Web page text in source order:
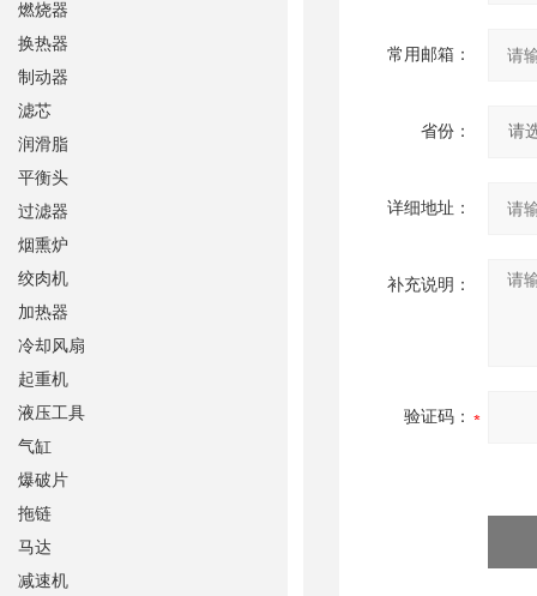
常用邮箱：
省份：
详细地址：
补充说明：
验证码：
燃烧器
换热器
制动器
滤芯
润滑脂
平衡头
过滤器
烟熏炉
绞肉机
加热器
冷却风扇
起重机
液压工具
气缸
爆破片
拖链
马达
减速机